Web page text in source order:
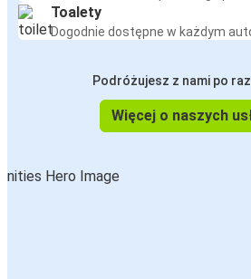
Toalety
Dogodnie dostępne w każdym
Podróżujesz z nami po
Więcej o naszych